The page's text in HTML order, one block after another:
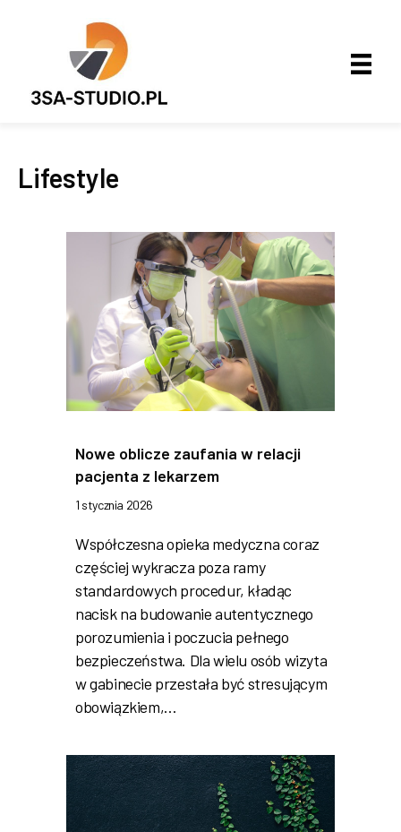
Lifestyle
Nowe oblicze zaufania w relacji
pacjenta z lekarzem
1 stycznia 2026
Współczesna opieka medyczna coraz
częściej wykracza poza ramy
standardowych procedur, kładąc
nacisk na budowanie autentycznego
porozumienia i poczucia pełnego
bezpieczeństwa. Dla wielu osób wizyta
w gabinecie przestała być stresującym
obowiązkiem,…